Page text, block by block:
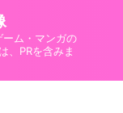
ム・マンガの
、PRを含みま